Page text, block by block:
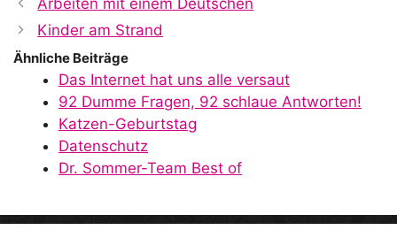
V
i
d
e
Arbeiten mit einem Deutschen
Kinder am Strand
Ähnliche Beiträge
Das Internet hat uns alle versaut
92 Dumme Fragen, 92 schlaue Antworten!
Katzen-Geburtstag
Datenschutz
Dr. Sommer-Team Best of